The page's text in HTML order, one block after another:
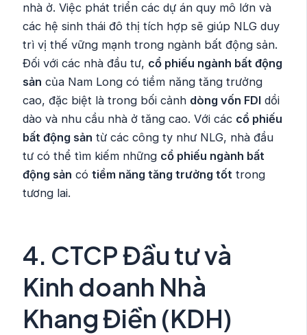
nhà ở. Việc phát triển các dự án quy mô lớn và
các hệ sinh thái đô thị tích hợp sẽ giúp NLG duy
trì vị thế vững mạnh trong ngành bất động sản.
Đối với các nhà đầu tư, cổ phiếu ngành bất động
sản của Nam Long có tiềm năng tăng trưởng
cao, đặc biệt là trong bối cảnh dòng vốn FDI dồi
dào và nhu cầu nhà ở tăng cao. Với các cổ phiếu
bất động sản từ các công ty như NLG, nhà đầu
tư có thể tìm kiếm những cổ phiếu ngành bất
động sản cótiềm năng tăng trưởng tốt trong
tương lai.
4. CTCP Đầu tư và
Kinh doanh Nhà
Khang Điền (KDH)